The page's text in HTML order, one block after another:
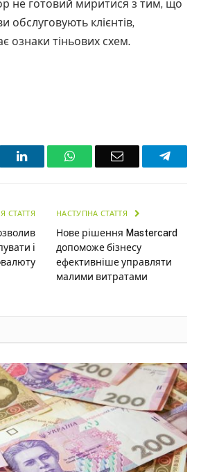
не готовий миритися з тим, що
обслуговують клієнтів,
ознаки тіньових схем.
LinkedInWhatsAppEmail
СТАТТЯ
і
НАСТУПНА СТАТТЯ
Нове рішення Mastercard
допоможе бізнесу
ефективніше управляти
малими витратами